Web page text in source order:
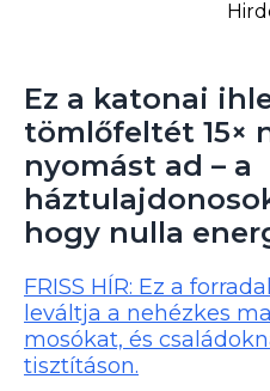
Ez a katonai
tömlőfeltét 15×
nyomást ad – a
hogy nulla
FRISS HÍR: Ez a
leváltja a nehézkes
mosókat, és
tisztításon.